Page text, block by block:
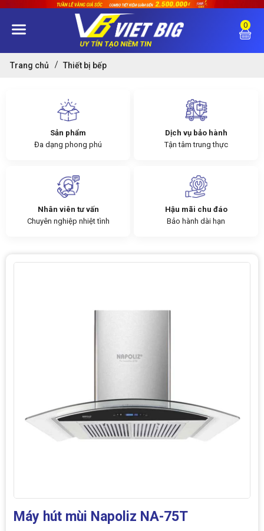
0
Trang chủ Thiết bị bếp
Sản phẩm
Đa dạng phong phú
Dịch vụ bảo hành
Tận tâm trung thực
Nhân viên tư vấn
Chuyên nghiệp nhiệt tình
Hậu mãi chu đáo
Bảo hành dài hạn
Máy hút mùi Napoliz NA-75T